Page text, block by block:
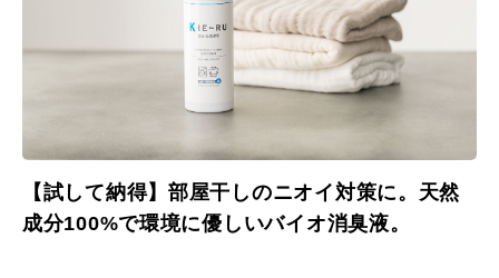
【試して納得】部屋干しのニオイ対策に。天然
成分100%で環境に優しいバイオ消臭液。